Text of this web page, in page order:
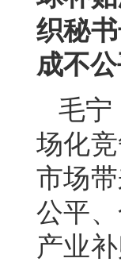
织秘
成不
毛宁
场化
市场
公平
产业